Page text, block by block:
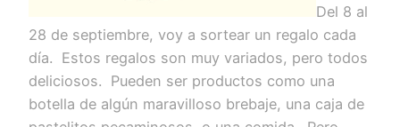
Del 8 al
28 de septiembre, voy a sortear un regalo cada
día. Estos regalos son muy variados, pero todos
deliciosos. Pueden ser productos como una
botella de algún maravilloso brebaje, una caja de